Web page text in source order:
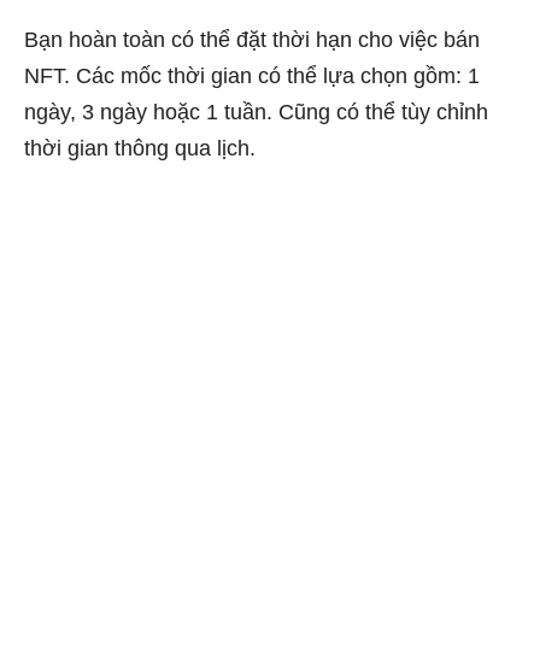
Bạn hoàn toàn có thể đặt thời hạn cho việc bán
NFT. Các mốc thời gian có thể lựa chọn gồm: 1
ngày, 3 ngày hoặc 1 tuần. Cũng có thể tùy chỉnh
thời gian thông qua lịch.